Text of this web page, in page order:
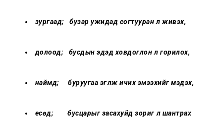
зургаад; бузар ужидад согтууран үл живэх,
долоод; бусдын эдэд ховдоглон үл горилох,
наймд; буруугаа эгүүлж ичих эмээхийг мэдэх,
есөд; бусцарыг засахуйд зориг үл шантрах